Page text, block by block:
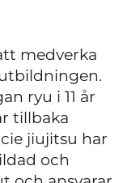
medverka
ryu i 11 år
tillbaka
jiujitsu har
och